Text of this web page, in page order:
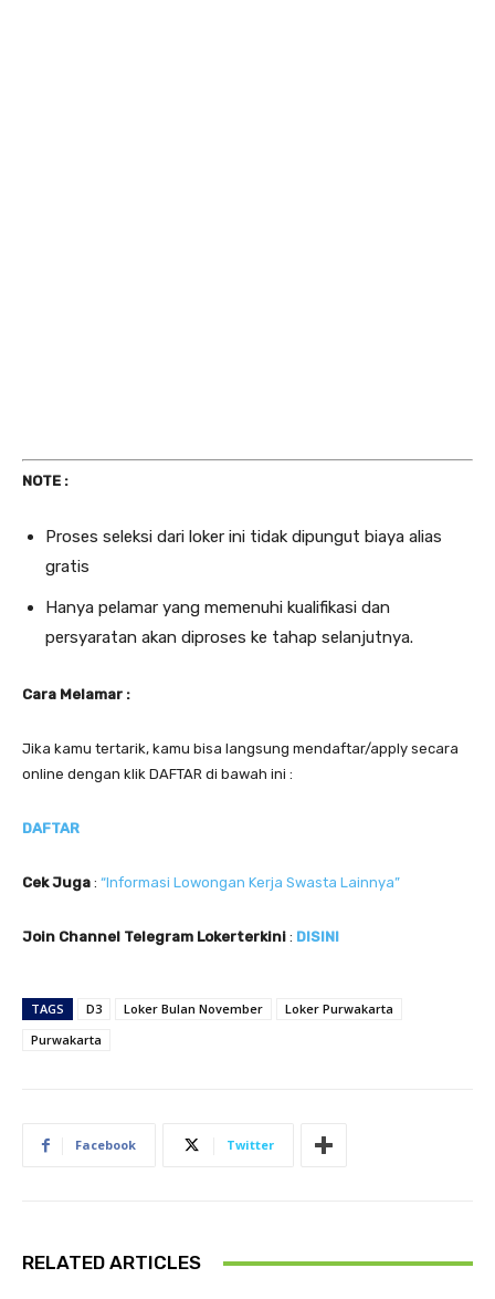
NOTE :
Proses seleksi dari loker ini tidak dipungut biaya alias
gratis
Hanya pelamar yang memenuhi kualifikasi dan
persyaratan akan diproses ke tahap selanjutnya.
Cara Melamar :
Jika kamu tertarik, kamu bisa langsung mendaftar/apply secara
online dengan klik DAFTAR di bawah ini :
DAFTAR
Cek Juga : “Informasi Lowongan Kerja Swasta Lainnya”
Join Channel Telegram Lokerterkini : DISINI
TAGS D3 Loker Bulan November
Loker Purwakarta
Purwakarta
Facebook Twitter
RELATED ARTICLES